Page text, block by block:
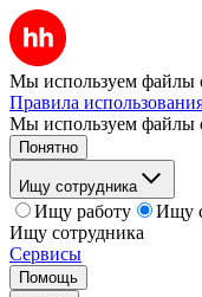
Мы используем файлы
Правила
Мы используем файлы
Понятно
Ищу сотрудника
Ищу работу
Ищу
Ищу сотрудника
Сервисы
Помощь